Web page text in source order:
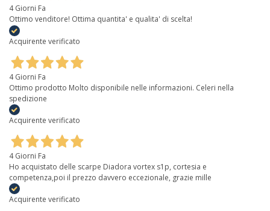
4 Giorni Fa
Ottimo venditore! Ottima quantita' e qualita' di scelta!
Acquirente verificato
4 Giorni Fa
Ottimo prodotto Molto disponibile nelle informazioni. Celeri nella
spedizione
Acquirente verificato
4 Giorni Fa
Ho acquistato delle scarpe Diadora vortex s1p, cortesia e
competenza,poi il prezzo davvero eccezionale, grazie mille
Acquirente verificato